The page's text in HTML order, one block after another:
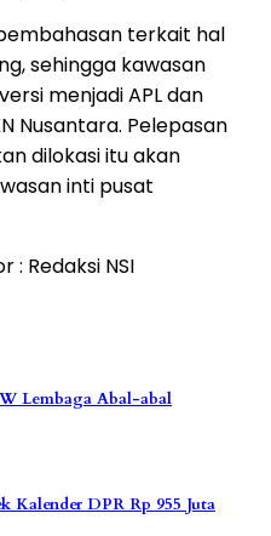
terkait hal
sehingga kawasan
menjadi APL dan
Nusantara. Pelepasan
dilokasi itu akan
inti pusat
: Redaksi NSI
Lembaga Abal-abal
Kalender DPR Rp 955 Juta